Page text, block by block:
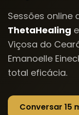
Sessões online
ThetaHealing e
Viçosa do
Emanoelle
total eficácia.
Conversar 15